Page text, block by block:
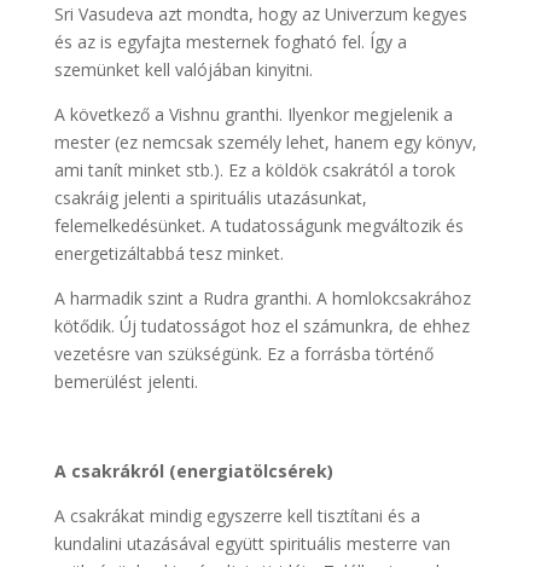
Sri Vasudeva azt mondta, hogy az Univerzum kegyes
és az is egyfajta mesternek fogható fel. Így a
szemünket kell valójában kinyitni.
A következő a Vishnu granthi. Ilyenkor megjelenik a
mester (ez nemcsak személy lehet, hanem egy könyv,
ami tanít minket stb.). Ez a köldök csakrától a torok
csakráig jelenti a spirituális utazásunkat,
felemelkedésünket. A tudatosságunk megváltozik és
energetizáltabbá tesz minket.
A harmadik szint a Rudra granthi. A homlokcsakrához
kötődik. Új tudatosságot hoz el számunkra, de ehhez
vezetésre van szükségünk. Ez a forrásba történő
bemerülést jelenti.
A csakrákról (energiatölcsérek)
A csakrákat mindig egyszerre kell tisztítani és a
kundalini utazásával együtt spirituális mesterre van